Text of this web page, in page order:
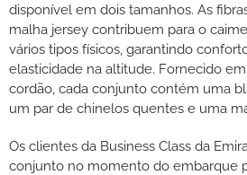
disponível em dois tamanhos. As
malha jersey contribuem para o
vários tipos físicos, garantindo
elasticidade na altitude. Fornecido
cordão, cada conjunto contém uma
um par de chinelos quentes e uma
Os clientes da Business Class da
conjunto no momento do embarque